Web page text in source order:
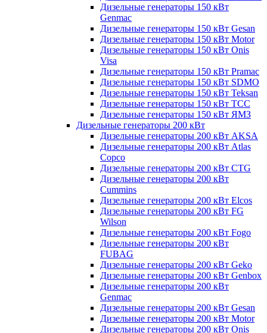
Дизельные генераторы 150 кВт
Genmac
Дизельные генераторы 150 кВт Gesan
Дизельные генераторы 150 кВт Motor
Дизельные генераторы 150 кВт Onis
Visa
Дизельные генераторы 150 кВт Pramac
Дизельные генераторы 150 кВт SDMO
Дизельные генераторы 150 кВт Teksan
Дизельные генераторы 150 кВт ТСС
Дизельные генераторы 150 кВт ЯМЗ
Дизельные генераторы 200 кВт
Дизельные генераторы 200 кВт AKSA
Дизельные генераторы 200 кВт Atlas
Copco
Дизельные генераторы 200 кВт CTG
Дизельные генераторы 200 кВт
Cummins
Дизельные генераторы 200 кВт Elcos
Дизельные генераторы 200 кВт FG
Wilson
Дизельные генераторы 200 кВт Fogo
Дизельные генераторы 200 кВт
FUBAG
Дизельные генераторы 200 кВт Geko
Дизельные генераторы 200 кВт Genbox
Дизельные генераторы 200 кВт
Genmac
Дизельные генераторы 200 кВт Gesan
Дизельные генераторы 200 кВт Motor
Дизельные генераторы 200 кВт Onis